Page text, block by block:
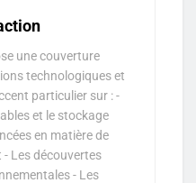
une couverture
technologiques et
particulier sur : -
et le stockage
en matière de
Les découvertes
- Les